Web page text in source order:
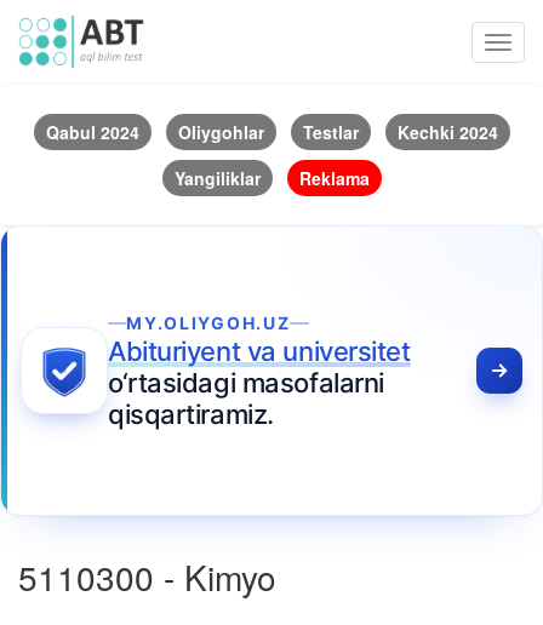
Qabul 2024 Oliygohlar Testlar
Kechki 2024
Yangiliklar
Reklama
MY.OLIYGOH.UZ
Abituriyent va universitet
o‘rtasidagi masofalarni
qisqartiramiz.
5110300 - Kimyo